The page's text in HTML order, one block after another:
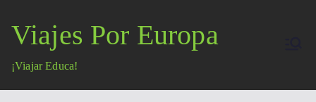
contenido
Viajes Por Europa
¡Viajar Educa!